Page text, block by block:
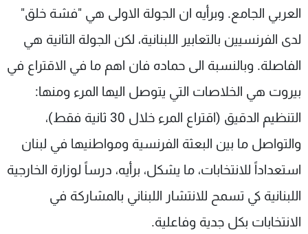
العربي الجامع. وبرأيه ان الجولة الاولى هي "فشة خلق"
لدى الفرنسيين بالتعابير اللبنانية، لكن الجولة الثانية هي
الفاصلة. وبالنسبة الى حماده فان اهم ما في الاقتراع في
بيروت هي الخلاصات التي يتوصل اليها المرء ومنها:
التنظيم الدقيق (اقتراع المرء خلال 30 ثانية فقط)،
والتواصل ما بين البعثة الفرنسية ومواطنيها في لبنان
استعداداً للانتخابات، ما يشكل، برأيه، درساً لوزارة الخارجية
اللبنانية كي تسمح للانتشار اللبناني بالمشاركة في
الانتخابات بكل جدية وفاعلية.